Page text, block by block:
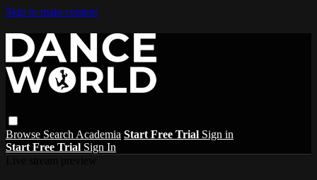
Skip to main content
Browse Search Academia Start Free Trial Sign in
Start Free Trial Sign In